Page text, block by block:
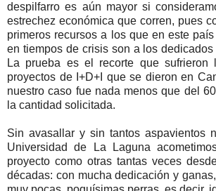
despilfarro es aún mayor si
estrechez económica que corren, pues
primeros recursos a los que en este
en tiempos de crisis son a los
La prueba es el recorte que sufrieron
proyectos de I+D+I que se dieron en
nuestro caso fue nada menos que del
la cantidad solicitada.
Sin avasallar y sin tantos aspavientos
Universidad de La Laguna
proyecto como otras tantas veces
décadas: con mucha dedicación y